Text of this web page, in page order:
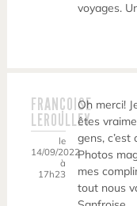
voyages.
FRANÇOISE
LEROULLEY
le
14/09/2022
à
17h23
Oh merci!
êtes
gens, c’est
Photos
mes
tout nous